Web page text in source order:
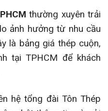
thường xuyên trải
ảnh hưởng từ nhu cầu
là bảng giá thép cuộn,
tại TPHCM để khách
hệ tổng đài Tôn Thép